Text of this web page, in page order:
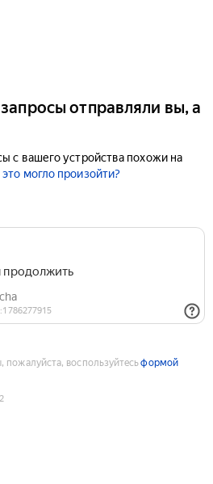
отправляли вы, а
с вашего устройства похожи на
могло произойти?
пожалуйста, воспользуйтесьформой